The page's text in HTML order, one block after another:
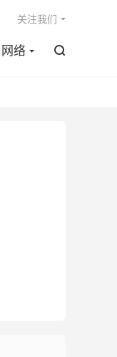
网络 
关注我们